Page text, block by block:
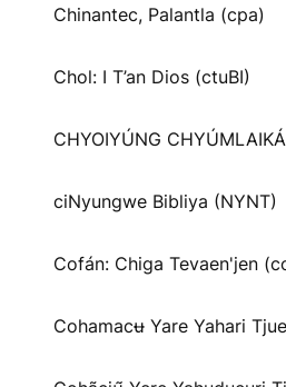
Chinantec, Palantla (cpa)
Chol: I T’an Dios (ctuBI)
CHYOIYÚNG
ciNyungwe Bibliya (NYNT)
Cofán: Chiga Tevaen'jen
Cohamacʉ Yare Yahari